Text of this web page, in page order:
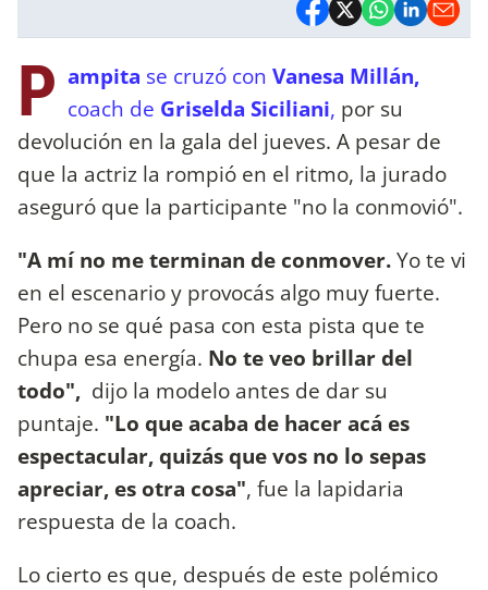
P ampita se cruzó con Vanesa Millán,
coach de Griselda Siciliani, por su
devolución en la gala del jueves. A pesar de
que la actriz la rompió en el ritmo, la jurado
aseguró que la participante "no la conmovió".
"A mí no me terminan de conmover.Yo te vi
en el escenario y provocás algo muy fuerte.
Pero no se qué pasa con esta pista que te
chupa esa energía. No te veo brillar del
todo", dijo la modelo antes de dar su
puntaje. "Lo que acaba de hacer acá es
espectacular, quizás que vos no lo sepas
apreciar, es otra cosa", fue la lapidaria
respuesta de la coach.
Lo cierto es que, después de este polémico